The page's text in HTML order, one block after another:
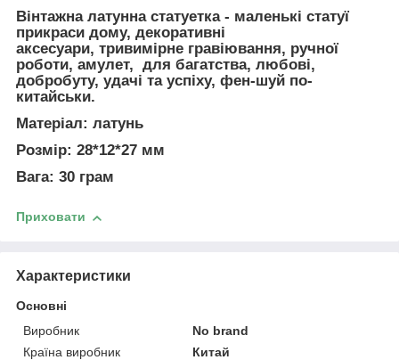
Вінтажна латунна статуетка- маленькі статуї
прикраси дому, декоративні
аксесуари, тривимірне гравіювання, ручної
роботи, амулет, для багатства, любові,
добробуту, удачі та успіху, фен-шуй по-
китайськи.
Матеріал: латунь
Розмір: 28*12*27 мм
Вага: 30 грам
Приховати
Характеристики
Основні
Виробник
No brand
Країна виробник
Китай